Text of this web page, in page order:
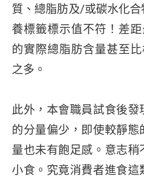
質、總脂肪及/或碳水化
養標籤標示值不符！差
的實際總脂肪含量甚至
之多。
此外，本會職員試食後
的分量偏少，即使較靜態
量也未有飽足感。意志
小食。究竟消費者進食這